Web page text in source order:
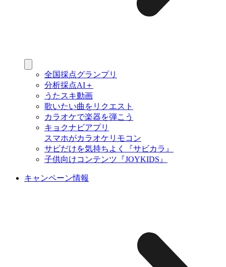
全国採点グランプリ
分析採点AI＋
うたスキ動画
歌いたい曲をリクエスト
カラオケで楽器を弾こう
キョクナビアプリ
スマホがカラオケリモコン
サビだけを気持ちよく『サビカラ』
子供向けコンテンツ『JOYKIDS』
キャンペーン情報